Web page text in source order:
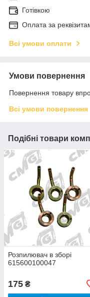
Готівкою
Оплата за
Всі умови оплати
Умови повернення
Повернення товару
Всі умови повернення
Подібні товари
Розпилювач в зборі
615600100047
175 ₴